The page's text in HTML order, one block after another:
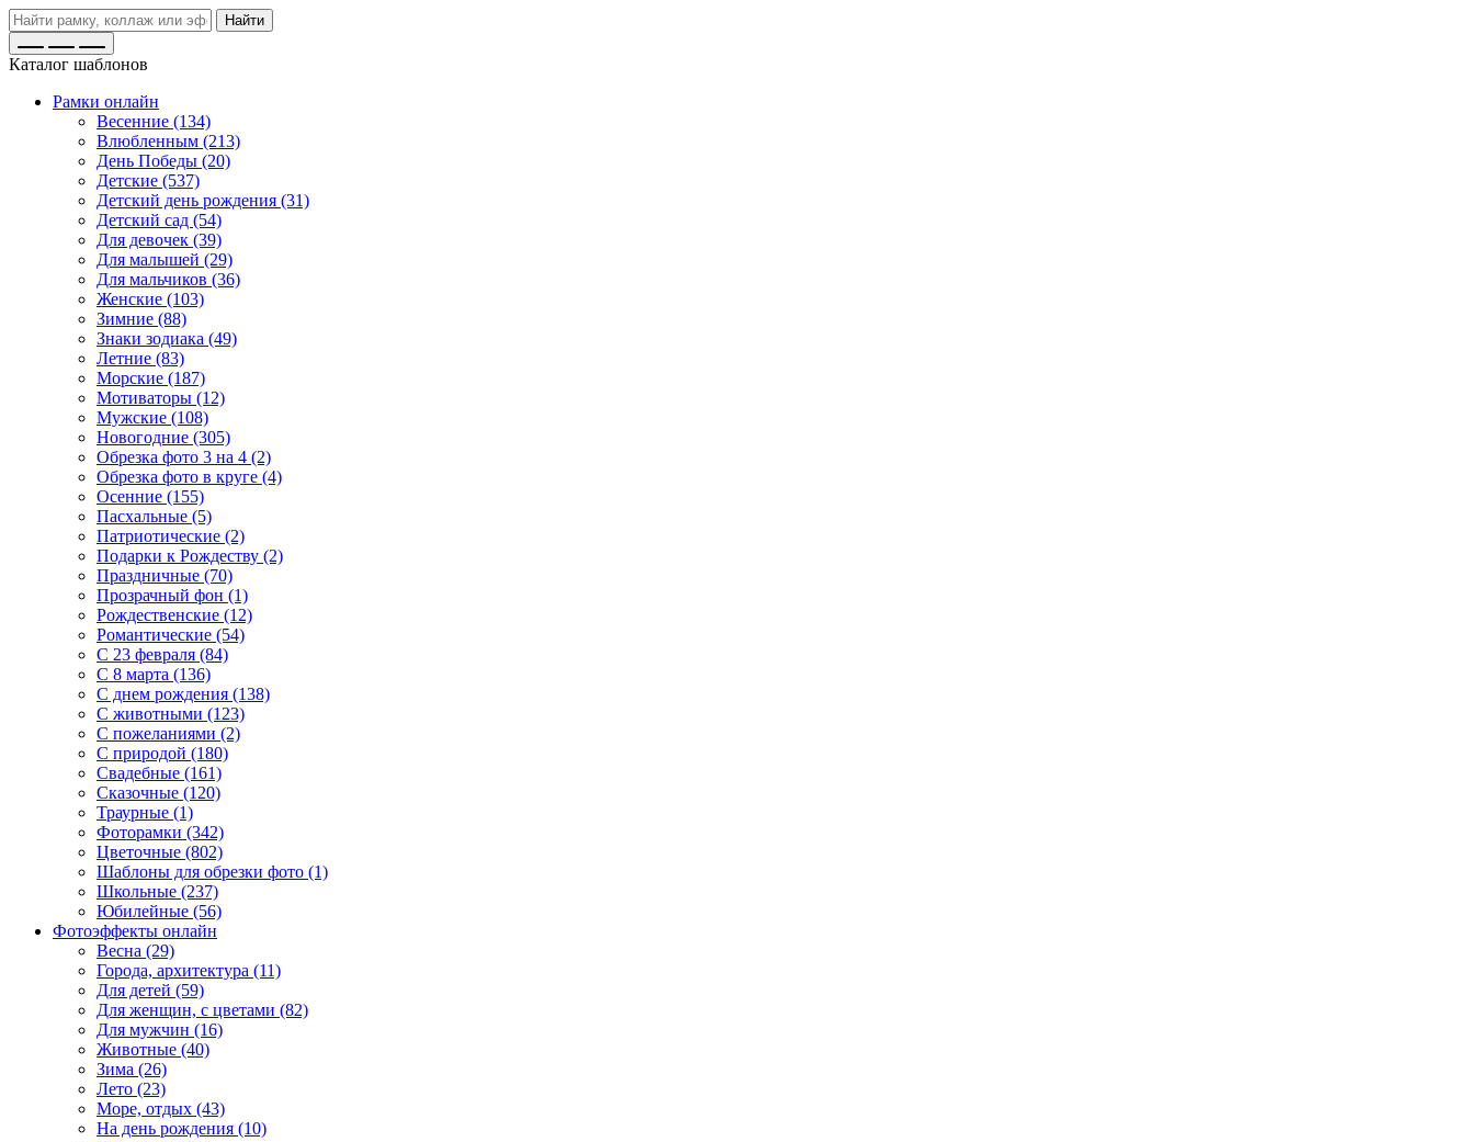
Найти
Каталог шаблонов
Рамки онлайн
Весенние (134)
Влюбленным (213)
День Победы (20)
Детские (537)
Детский день рождения (31)
Детский сад (54)
Для девочек (39)
Для малышей (29)
Для мальчиков (36)
Женские (103)
Зимние (88)
Знаки зодиака (49)
Летние (83)
Морские (187)
Мотиваторы (12)
Мужские (108)
Новогодние (305)
Обрезка фото 3 на 4 (2)
Обрезка фото в круге (4)
Осенние (155)
Пасхальные (5)
Патриотические (2)
Подарки к Рождеству (2)
Праздничные (70)
Прозрачный фон (1)
Рождественские (12)
Романтические (54)
С 23 февраля (84)
С 8 марта (136)
С днем рождения (138)
С животными (123)
С пожеланиями (2)
С природой (180)
Свадебные (161)
Сказочные (120)
Траурные (1)
Фоторамки (342)
Цветочные (802)
Шаблоны для обрезки фото (1)
Школьные (237)
Юбилейные (56)
Фотоэффекты онлайн
Весна (29)
Города, архитектура (11)
Для детей (59)
Для женщин, с цветами (82)
Для мужчин (16)
Животные (40)
Зима (26)
Лето (23)
Море, отдых (43)
На день рождения (10)